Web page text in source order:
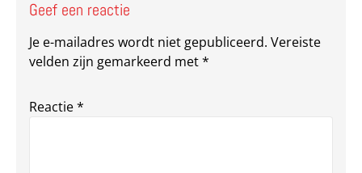
Geef een reactie
Je e-mailadres wordt niet gepubliceerd. Vereiste
velden zijn gemarkeerd met*
Reactie*